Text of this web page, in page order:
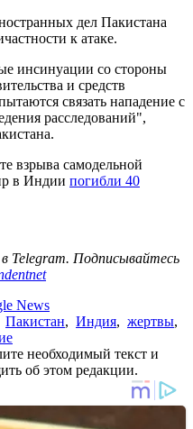
дел Пакистана
к атаке.
инсинуации со стороны
и средств
связать нападение с
расследований",
взрыва самодельной
в Индии погибли 40
в Telegram. Подписывайтесь
News
Пакистан, Индия, жертвы,
необходимый текст и
об этом редакции.